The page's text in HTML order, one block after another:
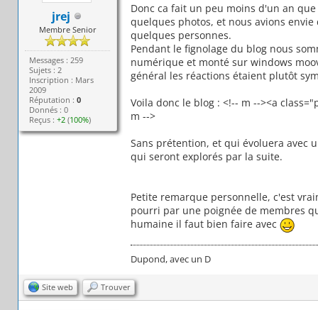
jrej
Membre Senior
Messages : 259
Sujets : 2
Inscription : Mars
2009
Réputation :0
Donnés : 0
Reçus :+2 (100%)
Donc ca fait un peu moins d'un an
quelques photos, et nous avions
quelques personnes.
Pendant le fignolage du blog nous
numérique et monté sur windows
général les réactions étaient plutôt
Voila donc le blog : <!-- m --><a
m -->
Sans prétention, et qui évoluera avec
qui seront explorés par la suite.
Petite remarque personnelle, c'est
pourri par une poignée de membres
humaine il faut bien faire avec
Dupond, avec un D
Site web Trouver